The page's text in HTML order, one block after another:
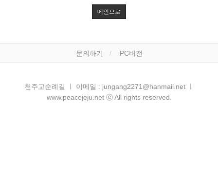
메인으로
문의하기 PC버전
천주교순례길 ㅣ 이메일 : jungang2271@hanmail.net ㅣ
www.peacejeju.net ⓒ All rights reserved.